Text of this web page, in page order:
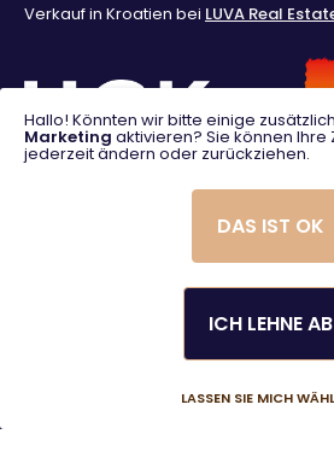
Verkauf in Kroatien bei LUVA Real
© 2025. LUVA Villas
Hallo! Könnten wir bitte einige
Marketing aktivieren? Sie können
jederzeit ändern oder zurückziehen.
LASSEN SIE MICH
ICH LEHNE AB
DAS IST OK